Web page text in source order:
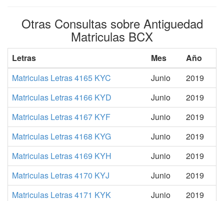
Otras Consultas sobre Antiguedad
Matriculas BCX
Letras Mes
Año
Matriculas Letras 4165 KYC
Junio
2019
Matriculas Letras 4166 KYD
Junio
2019
Matriculas Letras 4167 KYF
Junio
2019
Matriculas Letras 4168 KYG
Junio
2019
Matriculas Letras 4169 KYH
Junio
2019
Matriculas Letras 4170 KYJ
Junio
2019
Matriculas Letras 4171 KYK
Junio
2019